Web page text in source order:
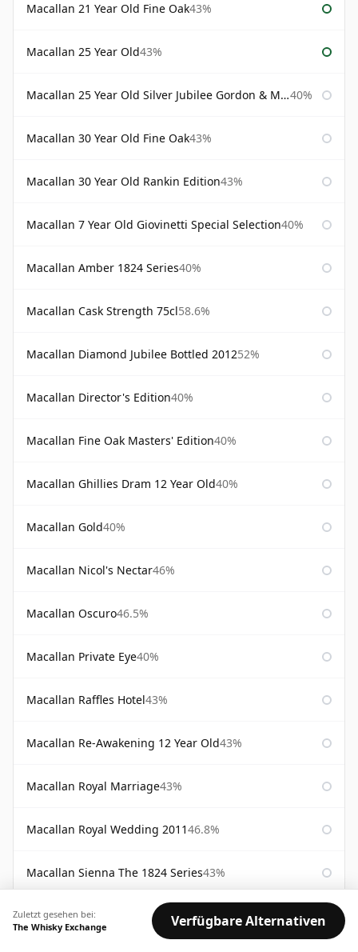
Macallan 21 Year Old Fine Oak43%
Macallan 25 Year Old43%
Macallan 25 Year Old Silver Jubilee Gordon & Macphail 40%
Macallan 30 Year Old Fine Oak43%
Macallan 30 Year Old Rankin Edition43%
Macallan 7 Year Old Giovinetti Special Selection40%
Macallan Amber 1824 Series40%
Macallan Cask Strength 75cl58.6%
Macallan Diamond Jubilee Bottled 201252%
Macallan Director's Edition40%
Macallan Fine Oak Masters' Edition40%
Macallan Ghillies Dram 12 Year Old40%
Macallan Gold40%
Macallan Nicol's Nectar46%
Macallan Oscuro46.5%
Macallan Private Eye40%
Macallan Raffles Hotel43%
Macallan Re-Awakening 12 Year Old43%
Macallan Royal Marriage43%
Macallan Royal Wedding 201146.8%
Macallan Sienna The 1824 Series43%
Macallan Special Reserve 46%
Zuletzt gesehen bei:
The Whisky Exchange
Verfügbare Alternativen